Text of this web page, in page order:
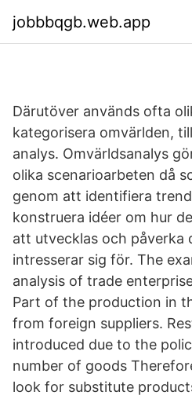
jobbbqgb.web.app
Därutöver används ofta
kategorisera omvärlden,
analys. Omvärldsanalys
olika scenarioarbeten då
genom att identifiera
konstruera idéer om hur
att utvecklas och påverka
intresserar sig för. The
analysis of trade
Part of the production in
from foreign suppliers.
introduced due to the
number of goods
look for substitute